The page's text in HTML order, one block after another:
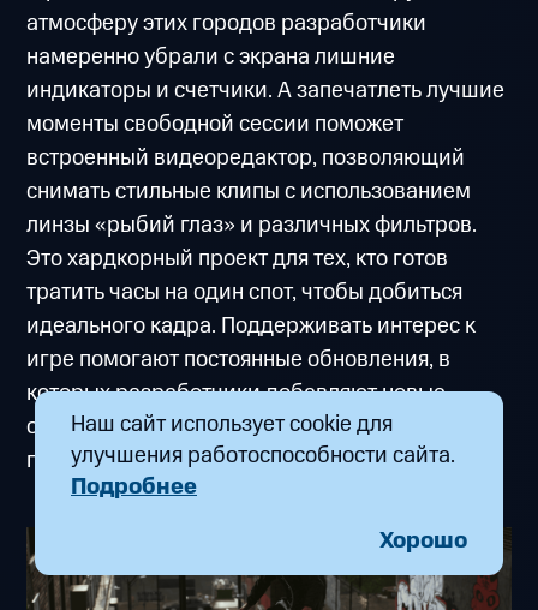
Наш сайт использует cookie для
улучшения работоспособности сайта.
Подробнее
Хорошо
атмосферу этих городов разработчики
намеренно убрали с экрана лишние
индикаторы и счетчики. А запечатлеть лучшие
моменты свободной сессии поможет
встроенный видеоредактор, позволяющий
снимать стильные клипы с использованием
линзы «рыбий глаз» и различных фильтров.
Это хардкорный проект для тех, кто готов
тратить часы на один спот, чтобы добиться
идеального кадра. Поддерживать интерес к
игре помогают постоянные обновления, в
которых разработчики добавляют новые
объекты для трюков и дорабатывают физику
поведения доски на разных покрытиях.